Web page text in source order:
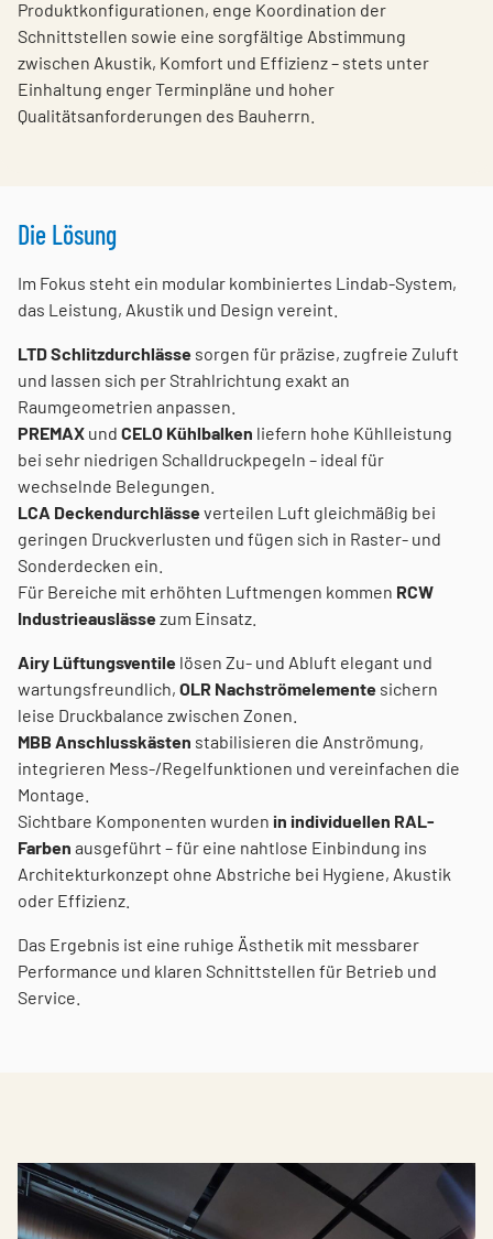
Produktkonfigurationen, enge Koordination der
Schnittstellen sowie eine sorgfältige Abstimmung
zwischen Akustik, Komfort und Effizienz – stets unter
Einhaltung enger Terminpläne und hoher
Qualitätsanforderungen des Bauherrn.
Die Lösung
Im Fokus steht ein modular kombiniertes Lindab-System,
das Leistung, Akustik und Design vereint.
LTD Schlitzdurchlässe sorgen für präzise, zugfreie Zuluft
und lassen sich per Strahlrichtung exakt an
Raumgeometrien anpassen.
PREMAX und CELO Kühlbalken liefern hohe Kühlleistung
bei sehr niedrigen Schalldruckpegeln – ideal für
wechselnde Belegungen.
LCA Deckendurchlässeverteilen Luft gleichmäßig bei
geringen Druckverlusten und fügen sich in Raster- und
Sonderdecken ein.
Für Bereiche mit erhöhten Luftmengen kommen RCW
Industrieauslässezum Einsatz.
Airy Lüftungsventile lösen Zu- und Abluft elegant und
wartungsfreundlich, OLR Nachströmelemente sichern
leise Druckbalance zwischen Zonen.
MBB Anschlusskästen stabilisieren die Anströmung,
integrieren Mess-/Regelfunktionen und vereinfachen die
Montage.
Sichtbare Komponenten wurden in individuellen RAL-
Farben ausgeführt – für eine nahtlose Einbindung ins
Architekturkonzept ohne Abstriche bei Hygiene, Akustik
oder Effizienz.
Das Ergebnis ist eine ruhige Ästhetik mit messbarer
Performance und klaren Schnittstellen für Betrieb und
Service.